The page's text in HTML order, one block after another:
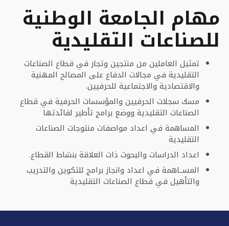
مهام الجامعة الوطنية
للصناعات التقليدية
تمثيل العاملين من منتجين وتجار في قطاع الصناعات
التقليدية في مجالات الدفاع على المصالح المهنية
والاقتصادية والاجتماعية للحرفيين.
مسك سجلات الحرفيين والمؤسسات الحرفية في قطاع
الصناعات التقليدية ووضع برامج تأطير لفائدتها
المساهمة في اعداد مواصفات منتوجات الصناعات
التقليدية
اعداد الدراسات والبحوث ذات العلاقة بنشاط القطاع.
المســاهمة في اعداد وانجاز برامج للتكوين والتدريب
والتأهيل في قطاع الصناعات التقليدية